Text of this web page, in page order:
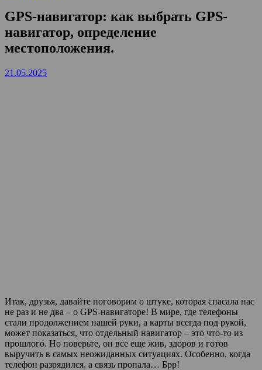
GPS-навигатор: как выбрать GPS-
навигатор, определение
местоположения.
21.05.2025
Итак, друзья, давайте поговорим о штуке, которая спасала нас
не раз и не два – о GPS-навигаторе! В мире, где телефоны
стали продолжением нашей руки, а карты всегда под рукой,
может показаться, что отдельный навигатор – это что-то из
прошлого. Но поверьте, он все еще жив, здоров и готов
выручить в самых неожиданных ситуациях. Особенно, когда
телефон разрядился, а связь пропала… Брр!